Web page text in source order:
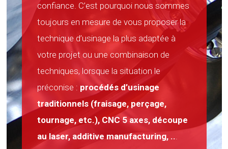
confiance. C’est pourquoi nous sommes
toujours en mesure de vous proposer la
technique d’usinage la plus adaptée à
votre projet ou une combinaison de
techniques, lorsque la situation le
préconise : procédés d’usinage
traditionnels (fraisage, perçage,
tournage, etc.), CNC 5 axes, découpe
au laser, additive manufacturing, ...